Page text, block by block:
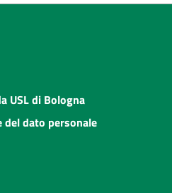
USL di Bologna
del dato personale